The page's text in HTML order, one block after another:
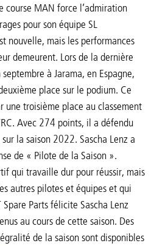
course MAN force l’admiration
pour son équipe SL
nouvelle, mais les performances
demeurent. Lors de la dernière
à Jarama, en Espagne,
place sur le podium. Ce
une troisième place au classement
Avec 274 points, il a défendu
la saison 2022. Sascha Lenz a
de « Pilote de la Saison ».
qui travaille dur pour réussir, mais
autres pilotes et équipes et qui
Parts félicite Sascha Lenz
au cours de cette saison. Des
de la saison sont disponibles